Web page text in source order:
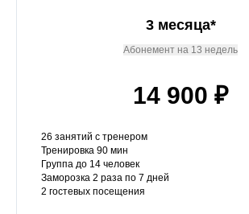
3 месяца*
Абонемент на 13 недель
14 900 ₽
26 занятий с тренером
Тренировка 90 мин
Группа до 14 человек
Заморозка 2 раза по 7 дней
2 гостевых посещения